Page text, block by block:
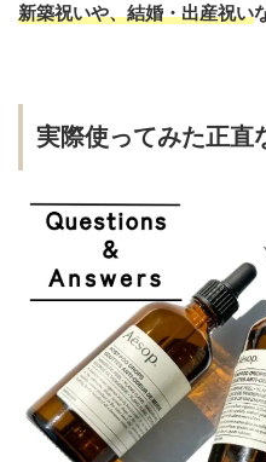
新築祝いや、結婚・出産祝い
実際使ってみた正直